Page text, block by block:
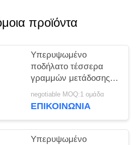
προϊόντα
Υπερυψωμένο
ποδήλατο τέσσερα
γραμμών μετάδοσης
κάρρο γραμμών
δεσμών αγωγών
negotiable MOQ:1 ομάδα
ΕΠΙΚΟΙΝΩΝΊΑ
Υπερυψωμένο